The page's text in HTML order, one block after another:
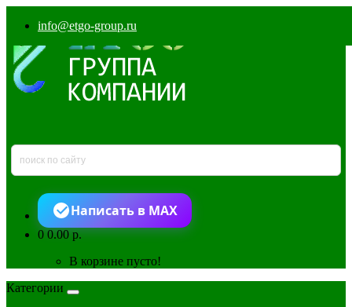
info@etgo-group.ru
Написать в MAX
00.00 р.
В корзине пусто!
Категории